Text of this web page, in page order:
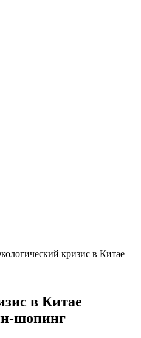
кризис в Китае
в Китае
шопинг